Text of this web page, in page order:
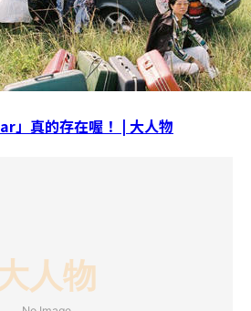
」真的存在喔！ | 大人物